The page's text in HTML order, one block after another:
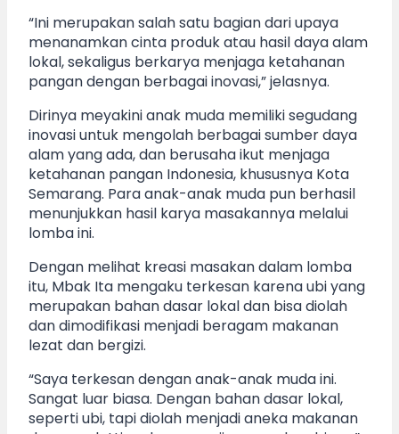
“Ini merupakan salah satu bagian dari upaya
menanamkan cinta produk atau hasil daya alam
lokal, sekaligus berkarya menjaga ketahanan
pangan dengan berbagai inovasi,” jelasnya.
Dirinya meyakini anak muda memiliki segudang
inovasi untuk mengolah berbagai sumber daya
alam yang ada, dan berusaha ikut menjaga
ketahanan pangan Indonesia, khususnya Kota
Semarang. Para anak-anak muda pun berhasil
menunjukkan hasil karya masakannya melalui
lomba ini.
Dengan melihat kreasi masakan dalam lomba
itu, Mbak Ita mengaku terkesan karena ubi yang
merupakan bahan dasar lokal dan bisa diolah
dan dimodifikasi menjadi beragam makanan
lezat dan bergizi.
“Saya terkesan dengan anak-anak muda ini.
Sangat luar biasa. Dengan bahan dasar lokal,
seperti ubi, tapi diolah menjadi aneka makanan